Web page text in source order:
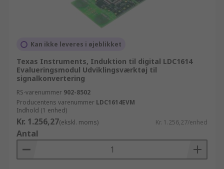
Kan ikke leveres i øjeblikket
Texas Instruments, Induktion til digital LDC1614
Evalueringsmodul Udviklingsværktøj til
signalkonvertering
RS-varenummer 902-8502
Producentens varenummer LDC1614EVM
Indhold (1 enhed)
Kr. 1.256,27(ekskl. moms) Kr. 1.256,27/enhed
Antal